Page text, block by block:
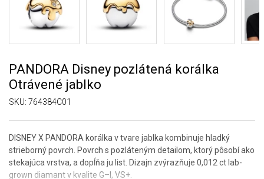
PANDORA Disney pozlátená korálka
Otrávené jablko
SKU: 764384C01
DISNEY X PANDORA korálka v tvare jablka kombinuje hladký
strieborný povrch. Povrch s pozláteným detailom, ktorý pôsobí ako
stekajúca vrstva, a dopĺňa ju list. Dizajn zvýrazňuje 0,012 ct lab-
grown diamant v kvalite G–I, VS+.